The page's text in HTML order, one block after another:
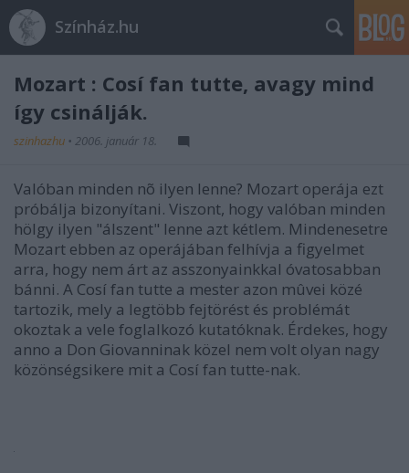
Színház.hu
Mozart : Cosí fan tutte, avagy mind
így csinálják.
szinhazhu • 2006. január 18.
Valóban minden nõ ilyen lenne? Mozart operája ezt
próbálja bizonyítani. Viszont, hogy valóban minden
hölgy ilyen "álszent" lenne azt kétlem. Mindenesetre
Mozart ebben az operájában felhívja a figyelmet
arra, hogy nem árt az asszonyainkkal óvatosabban
bánni. A Cosí fan tutte a mester azon mûvei közé
tartozik, mely a legtöbb fejtörést és problémát
okoztak a vele foglalkozó kutatóknak. Érdekes, hogy
anno a Don Giovanninak közel nem volt olyan nagy
közönségsikere mit a Cosí fan tutte-nak.